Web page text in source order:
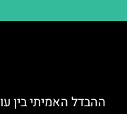
ההבדל האמיתי בין